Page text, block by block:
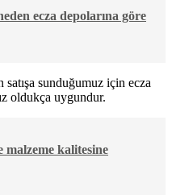
ecza depolarına göre
satışa sunduğumuz için ecza
oldukça uygundur.
malzeme kalitesine